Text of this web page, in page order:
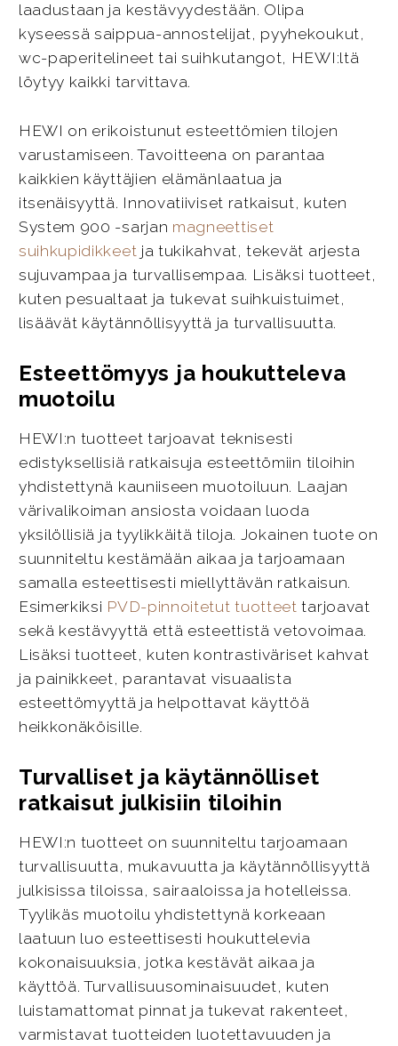
laadustaan ja kestävyydestään. Olipa
kyseessä saippua-annostelijat, pyyhekoukut,
wc-paperitelineet tai suihkutangot, HEWI:ltä
löytyy kaikki tarvittava.
HEWI on erikoistunut esteettömien tilojen
varustamiseen. Tavoitteena on parantaa
kaikkien käyttäjien elämänlaatua ja
itsenäisyyttä. Innovatiiviset ratkaisut, kuten
System 900 -sarjan magneettiset
suihkupidikkeet ja tukikahvat, tekevät arjesta
sujuvampaa ja turvallisempaa. Lisäksi tuotteet,
kuten pesualtaat ja tukevat suihkuistuimet,
lisäävät käytännöllisyyttä ja turvallisuutta.
Esteettömyys ja houkutteleva
muotoilu
HEWI:n tuotteet tarjoavat teknisesti
edistyksellisiä ratkaisuja esteettömiin tiloihin
yhdistettynä kauniiseen muotoiluun. Laajan
värivalikoiman ansiosta voidaan luoda
yksilöllisiä ja tyylikkäitä tiloja. Jokainen tuote on
suunniteltu kestämään aikaa ja tarjoamaan
samalla esteettisesti miellyttävän ratkaisun.
Esimerkiksi PVD-pinnoitetut tuotteet tarjoavat
sekä kestävyyttä että esteettistä vetovoimaa.
Lisäksi tuotteet, kuten kontrastiväriset kahvat
ja painikkeet, parantavat visuaalista
esteettömyyttä ja helpottavat käyttöä
heikkonäköisille.
Turvalliset ja käytännölliset
ratkaisut julkisiin tiloihin
HEWI:n tuotteet on suunniteltu tarjoamaan
turvallisuutta, mukavuutta ja käytännöllisyyttä
julkisissa tiloissa, sairaaloissa ja hotelleissa.
Tyylikäs muotoilu yhdistettynä korkeaan
laatuun luo esteettisesti houkuttelevia
kokonaisuuksia, jotka kestävät aikaa ja
käyttöä. Turvallisuusominaisuudet, kuten
luistamattomat pinnat ja tukevat rakenteet,
varmistavat tuotteiden luotettavuuden ja